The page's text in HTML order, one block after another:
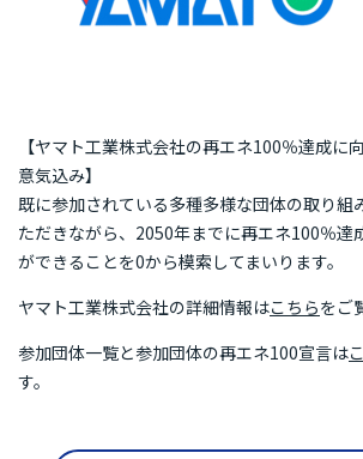
参加団体の方へのお知らせ
補助金などのお知らせ
【ヤマト工業株式会社の再エネ100％達成に
意気込み】
既に参加されている多種多様な団体の取り組
ただきながら、2050年までに再エネ100％達
ができることを0から模索してまいります。
ヤマト工業株式会社の詳細情報はこちらをご
参加団体一覧と参加団体の再エネ100宣言は
す。